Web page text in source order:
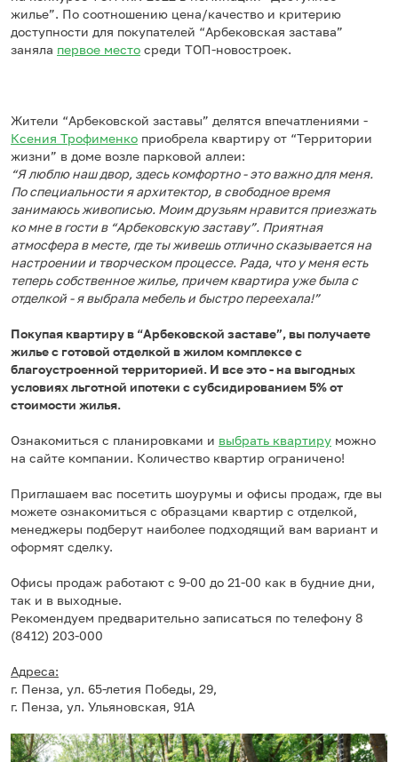
жилье”. По соотношению цена/качество и критерию
доступности для покупателей “Арбековская застава”
заняла первое место среди ТОП-новостроек.
Жители “Арбековской заставы” делятся впечатлениями -
Ксения Трофименко приобрела квартиру от “Территории
жизни” в доме возле парковой аллеи:
“Я люблю наш двор, здесь комфортно - это важно для меня.
По специальности я архитектор, в свободное время
занимаюсь живописью. Моим друзьям нравится приезжать
ко мне в гости в “Арбековскую заставу”. Приятная
атмосфера в месте, где ты живешь отлично сказывается на
настроении и творческом процессе. Рада, что у меня есть
теперь собственное жилье, причем квартира уже была с
отделкой - я выбрала мебель и быстро переехала!”
Покупая квартиру в “Арбековской заставе”, вы получаете
жилье c готовой отделкой в жилом комплексе с
благоустроенной территорией. И все это - на выгодных
условиях льготной ипотеки с субсидированием 5% от
стоимости жилья.
Ознакомиться с планировками и выбрать квартиру можно
на сайте компании. Количество квартир ограничено!
Приглашаем вас посетить шоурумы и офисы продаж, где вы
можете ознакомиться с образцами квартир с отделкой,
менеджеры подберут наиболее подходящий вам вариант и
оформят сделку.
Офисы продаж работают с 9-00 до 21-00 как в будние дни,
так и в выходные.
Рекомендуем предварительно записаться по телефону 8
(8412) 203-000
Адреса:
г. Пенза, ул. 65-летия Победы, 29,
г. Пенза, ул. Ульяновская, 91А